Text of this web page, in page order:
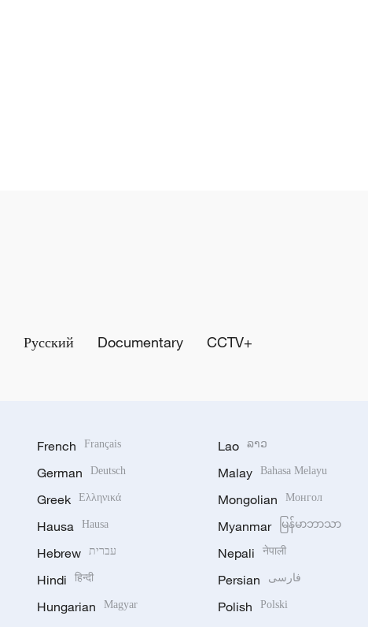
Русский Documentary CCTV+
French Français
German Deutsch
Greek Ελληνικά
Hausa Hausa
Hebrew עברית
Hindi हिन्दी
Hungarian Magyar
Lao ລາວ
Malay Bahasa Melayu
Mongolian Монгол
Myanmar မြန်မာဘာသာ
Nepali नेपाली
Persian فارسی
Polish Polski